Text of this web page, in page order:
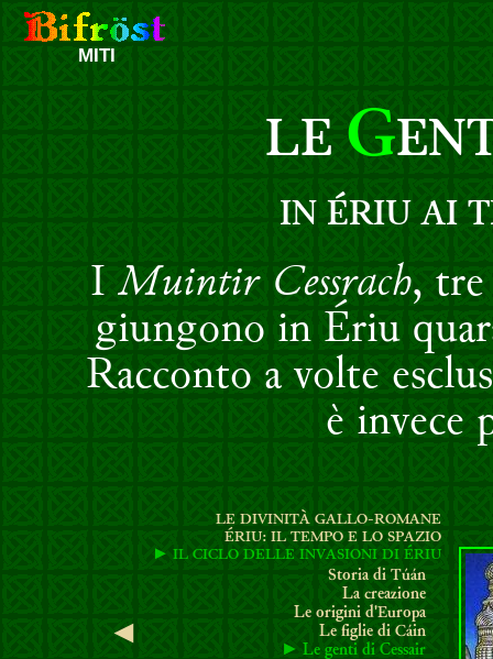
MITI
LE G
IN ÉRIU AI
IMuintir Cessrach,
giungono in Ériu
Racconto a volte
è invece
◄
LE DIVINITÀ GALLO-ROMANE
ÉRIU: IL TEMPO E LO SPAZIO
► IL CICLO DELLE INVASIONI DI ÉRIU
Storia di Túán
La creazione
Le origini d'Europa
Le figlie di Cáin
► Le genti di Cessair